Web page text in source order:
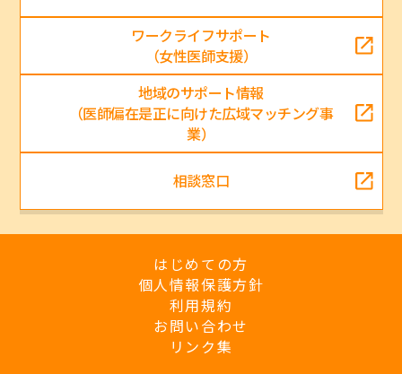
ワークライフサポート
（女性医師支援）
地域のサポート情報
（医師偏在是正に向けた広域マッチング事
業）
相談窓口
はじめての方
個人情報保護方針
利用規約
お問い合わせ
リンク集